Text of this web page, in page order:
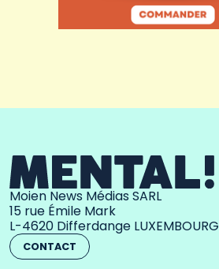
Moien News Médias SARL
15 rue Émile Mark
L-4620 Differdange LUXEMBOURG
CONTACT